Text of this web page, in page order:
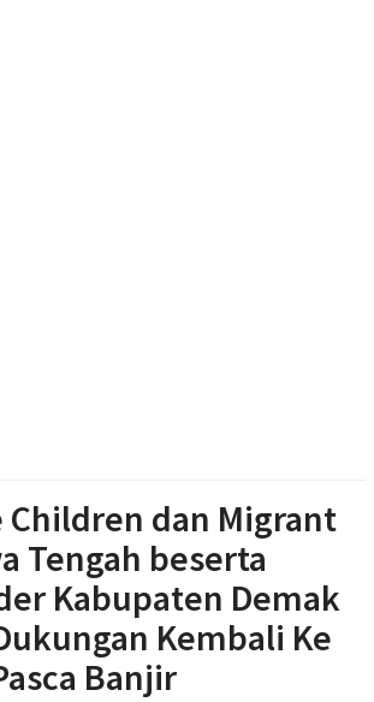
Children dan Migrant
Tengah beserta
Kabupaten Demak
Kembali Ke
Banjir